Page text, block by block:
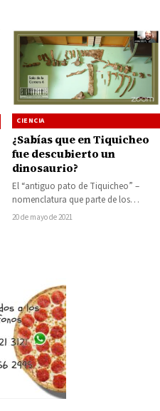
CIENCIA
¿Sabías que en Tiquicheo
fue descubierto un
dinosaurio?
El “antiguo pato de Tiquicheo” –
nomenclatura que parte de los
vocablos nahuas: huehue (antiguo) y
20 de mayo de 2021